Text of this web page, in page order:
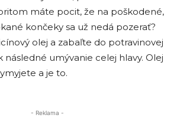
máte pocit, že na poškodené,
končeky sa už nedá pozerať?
olej a zabaľte do potravinovej
následné umývanie celej hlavy. Olej
a je to.
- Reklama -